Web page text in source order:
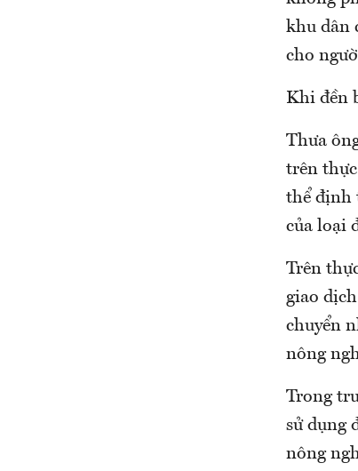
khu dân
cho
Khi đền
Thưa
trên
thể định
của loại
Trên
giao
chuyển
nông
Trong
sử dụng
nông